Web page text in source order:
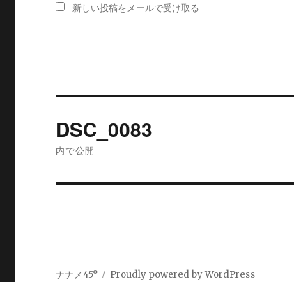
新しい投稿をメールで受け取る
稿
DSC_0083
内で公開
ナナメ45° Proudly powered by WordPress